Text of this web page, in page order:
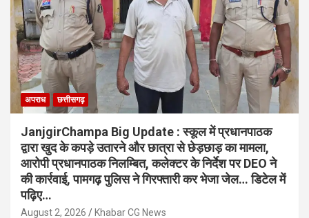
अपराध छत्तीसगढ़
JanjgirChampa Big Update : स्कूल में प्रधानपाठक
द्वारा खुद के कपड़े उतारने और छात्रा से छेड़छाड़ का मामला,
आरोपी प्रधानपाठक निलम्बित, कलेक्टर के निर्देश पर DEO ने
की कार्रवाई, पामगढ़ पुलिस ने गिरफ्तारी कर भेजा जेल… डिटेल में
पढ़िए…
August 2, 2026 Khabar CG News